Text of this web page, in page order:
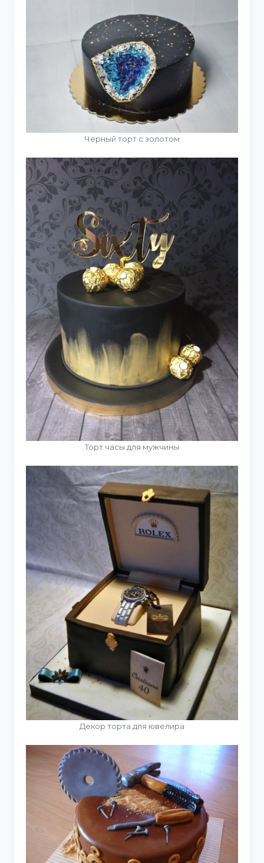
Черный торт с золотом
Торт часы для мужчины
Декор торта для ювелира